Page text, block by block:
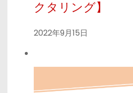
クタリング】
2022年9月15日